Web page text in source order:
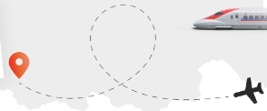
сеть магазинов и аптек
инфраструктуру компании